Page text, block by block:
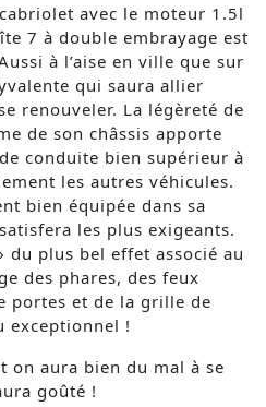
avec le moteur 1.5l
7 à double embrayage est
à l’aise en ville que sur
qui saura allier
renouveler. La légèreté de
de son châssis apporte
conduite bien supérieur à
les autres véhicules.
bien équipée dans sa
les plus exigeants.
du plus bel effet associé au
des phares, des feux
portes et de la grille de
exceptionnel !
on aura bien du mal à se
goûté !